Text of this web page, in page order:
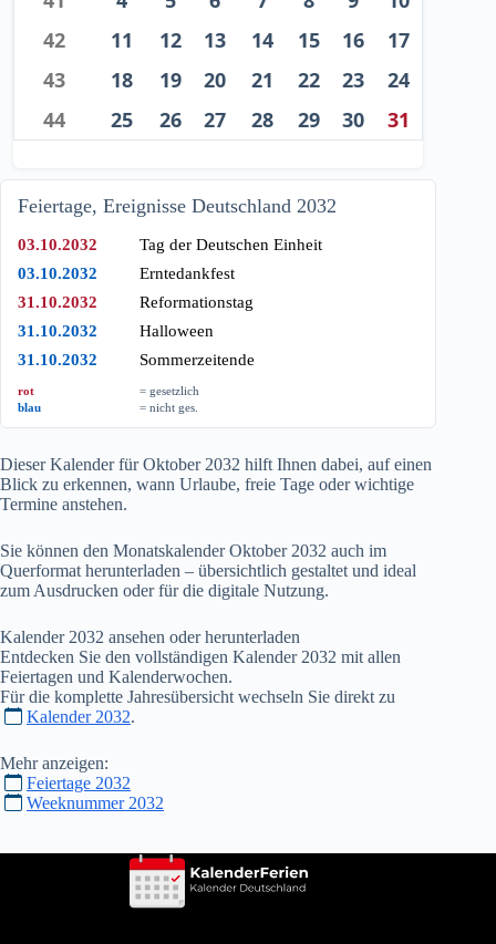
42
11 12 13 14 15 16
17
43
18 19 20 21 22 23
24
44
25 26 27 28 29 30 31
Feiertage, Ereignisse Deutschland 2032
03.10.2032
Tag der Deutschen Einheit
03.10.2032
Erntedankfest
31.10.2032
Reformationstag
31.10.2032
Halloween
31.10.2032
Sommerzeitende
rot
= gesetzlich
blau
= nicht ges.
Dieser Kalender für Oktober 2032 hilft Ihnen dabei, auf einen
Blick zu erkennen, wann Urlaube, freie Tage oder wichtige
Termine anstehen.
Sie können den Monatskalender Oktober 2032 auch im
Querformat herunterladen – übersichtlich gestaltet und ideal
zum Ausdrucken oder für die digitale Nutzung.
Kalender 2032 ansehen oder herunterladen
Entdecken Sie den vollständigen Kalender 2032 mit allen
Feiertagen und Kalenderwochen.
Für die komplette Jahresübersicht wechseln Sie direkt zu
Kalender 2032.
Mehr anzeigen:
Feiertage 2032
Weeknummer 2032